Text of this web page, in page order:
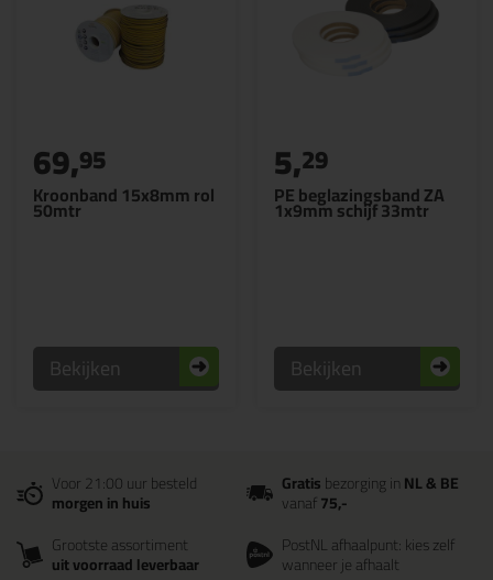
Kroonband 15x8mm rol
50mtr
69,95
Bekijken
PE beglazingsband ZA
1x9mm schijf 33mtr
5,29
Bekijken
Voor 21:00 uur besteld
morgen in huis
Gratisbezorging inNL & BE
vanaf75,-
Grootste assortiment
uit voorraad leverbaar
PostNL afhaalpunt: kies zelf
wanneer je afhaalt